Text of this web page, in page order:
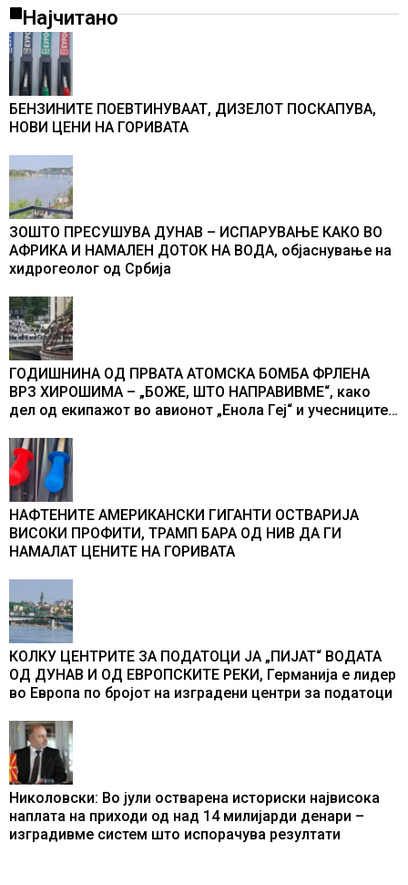
Најчитано
БЕНЗИНИТЕ ПОЕВТИНУВААТ, ДИЗЕЛОТ ПОСКАПУВА,
НОВИ ЦЕНИ НА ГОРИВАТА
ЗОШТО ПРЕСУШУВА ДУНАВ – ИСПАРУВАЊЕ КАКО ВО
АФРИКА И НАМАЛЕН ДОТОК НА ВОДА, објаснување на
хидрогеолог од Србија
ГОДИШНИНА ОД ПРВАТА АТОМСКА БОМБА ФРЛЕНА
ВРЗ ХИРОШИМА – „БОЖЕ, ШТО НАПРАВИВМЕ“, како
дел од екипажот во авионот „Енола Геј“ и учесниците
промени текот на историјата
НАФТЕНИТЕ АМЕРИКАНСКИ ГИГАНТИ ОСТВАРИЈА
ВИСОКИ ПРОФИТИ, ТРАМП БАРА ОД НИВ ДА ГИ
НАМАЛАТ ЦЕНИТЕ НА ГОРИВАТА
КОЛКУ ЦЕНТРИТЕ ЗА ПОДАТОЦИ ЈА „ПИЈАТ“ ВОДАТА
ОД ДУНАВ И ОД ЕВРОПСКИТЕ РЕКИ, Германија е лидер
во Европа по бројот на изградени центри за податоци
Николовски: Во јули остварена историски највисока
наплата на приходи од над 14 милијарди денари –
изградивме систем што испорачува резултати